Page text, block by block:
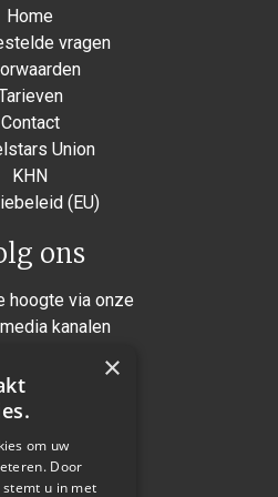
Home
vragen
Contact
Union
KHN
(EU)
ons
hoogte via onze
kanalen
Instagram
Facebook
Linkedin
×
om uw
Door
u in met